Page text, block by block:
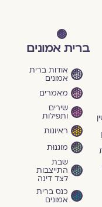
ברית אמונים
אודות ברית
אמונים
מאמרים
שירים
ותפילות
ראיונות
מוגנוּת
שבת
התייצבות
לצד דינה
כנס ברית
אמונים